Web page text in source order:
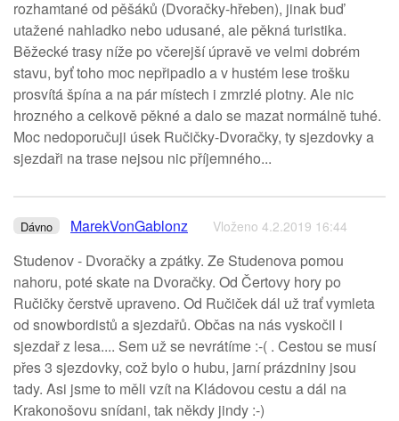
rozhamtané od pěšáků (Dvoračky-hřeben), jinak buď
utažené nahladko nebo udusané, ale pěkná turistika.
Běžecké trasy níže po včerejší úpravě ve velmi dobrém
stavu, byť toho moc nepřipadlo a v hustém lese trošku
prosvítá špína a na pár místech i zmrzlé plotny. Ale nic
hrozného a celkově pěkné a dalo se mazat normálně tuhé.
Moc nedoporučuji úsek Ručičky-Dvoračky, ty sjezdovky a
sjezdaři na trase nejsou nic příjemného...
Dávno MarekVonGablonz Vloženo 4.2.2019 16:44
Studenov - Dvoračky a zpátky. Ze Studenova pomou
nahoru, poté skate na Dvoračky. Od Čertovy hory po
Ručičky čerstvě upraveno. Od Ručiček dál už trať vymleta
od snowbordistů a sjezdařů. Občas na nás vyskočil i
sjezdař z lesa.... Sem už se nevrátíme :-( . Cestou se musí
přes 3 sjezdovky, což bylo o hubu, jarní prázdniny jsou
tady. Asi jsme to měli vzít na Kládovou cestu a dál na
Krakonošovu snídani, tak někdy jindy :-)